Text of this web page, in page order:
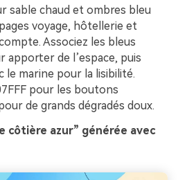
sable chaud et ombres bleu
voyage, hôtellerie et
Associez les bleus
apporter de l’espace, puis
le marine pour la lisibilité.
pour les boutons
de grands dégradés doux.
côtière azur” générée avec